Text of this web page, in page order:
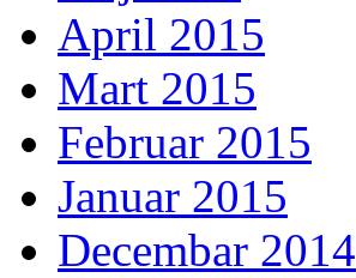
April 2015
Mart 2015
Februar 2015
Januar 2015
Decembar 2014